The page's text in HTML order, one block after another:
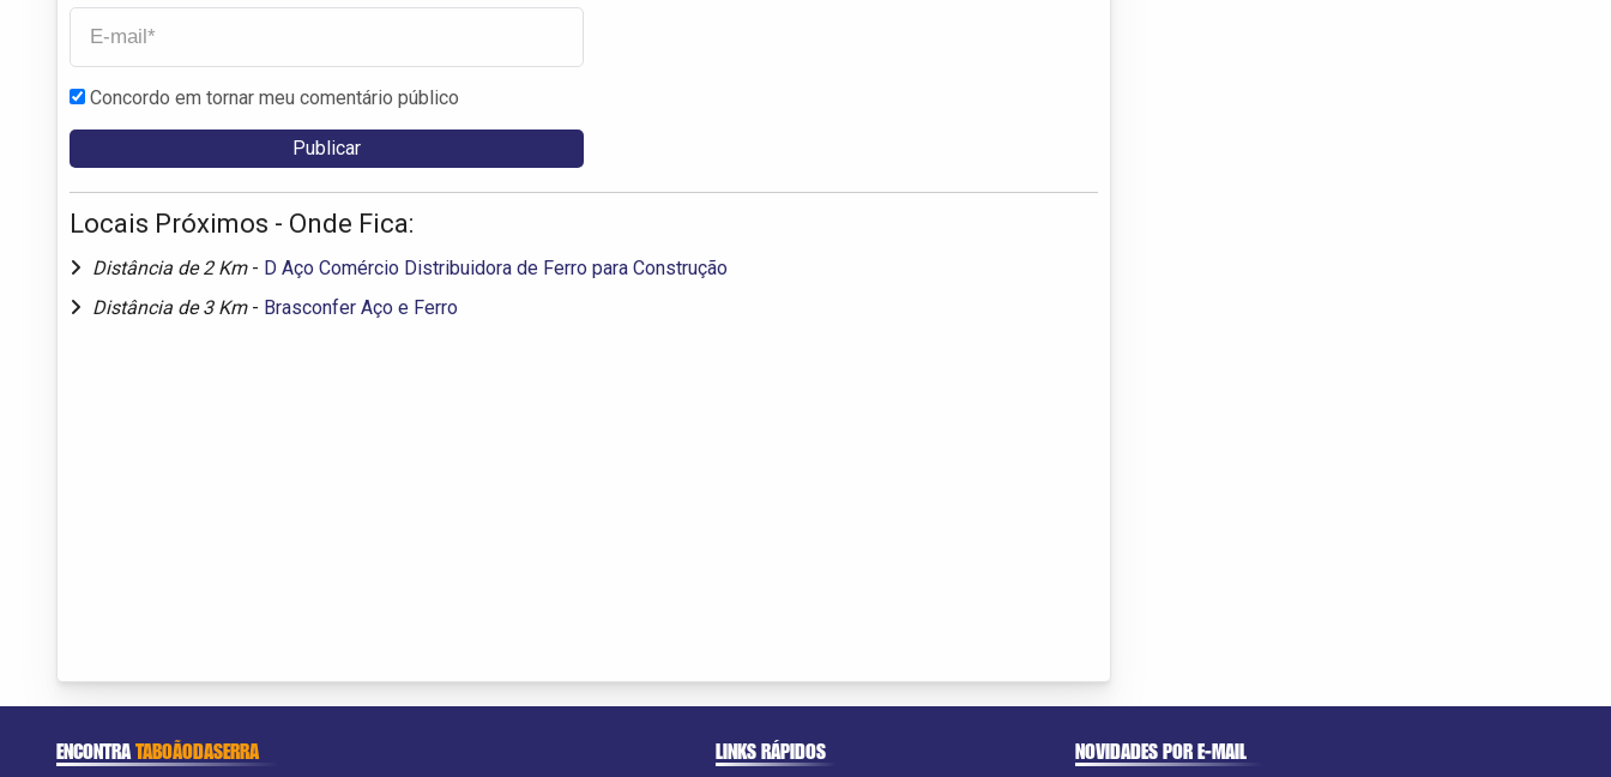
Concordo em tornar meu comentário público
Locais Próximos - Onde Fica:
Distância de 2 Km - D Aço Comércio Distribuidora de Ferro para Construção
Distância de 3 Km - Brasconfer Aço e Ferro
ENCONTRATABOÃODASERRA LINKS RÁPIDOS NOVIDADES POR E-MAIL